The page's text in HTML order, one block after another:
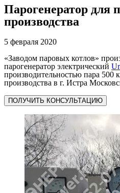
Парогенератор для
производства
5 февраля 2020
«Заводом паровых котлов»
парогенератор электрический
производительностью пара 500
производства в г. Истра
ПОЛУЧИТЬ КОНСУЛЬТАЦИЮ